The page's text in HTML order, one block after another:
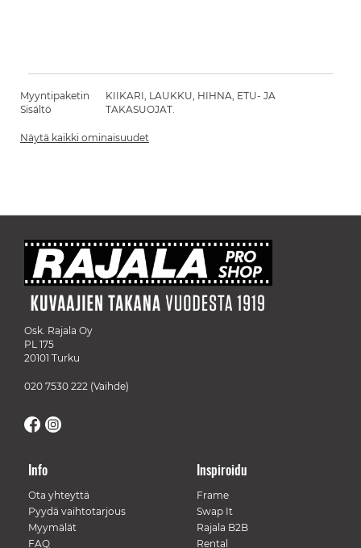
Myyntipaketin
Sisältö
KIIKARI, LAUKKU, HIHNA, ETU- JA
TAKASUOJAT.
Näytä kaikki ominaisuudet
Osk. Rajala Oy
PL 175
20101 Turku
020 7530 222 (Vaihde)
Info
Ota yhteyttä
Pyydä vaihtotarjous
Myymälät
FAQ
Inspiroidu
Frame
Swap It
Rajala B2B
Rental